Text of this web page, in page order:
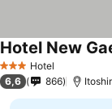
3 BintangHotel
Hotel New
6,6 866